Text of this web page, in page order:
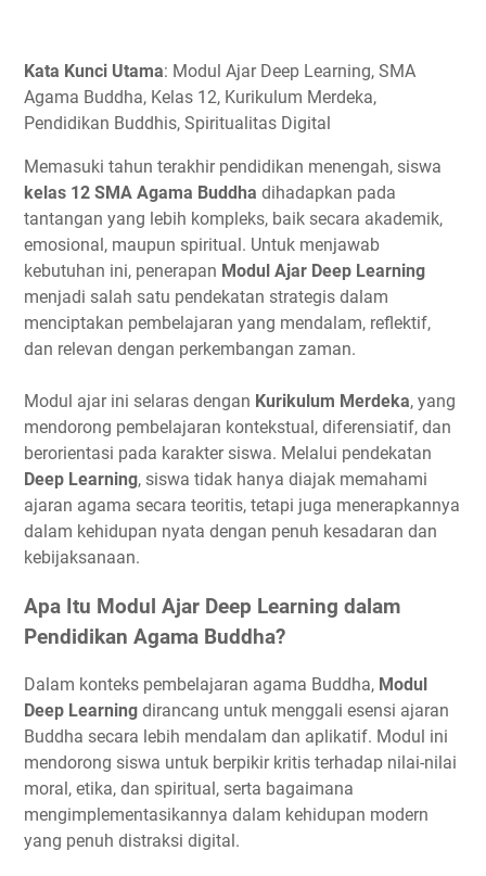
Kata Kunci Utama: Modul Ajar Deep Learning, SMA
Agama Buddha, Kelas 12, Kurikulum Merdeka,
Pendidikan Buddhis, Spiritualitas Digital
Memasuki tahun terakhir pendidikan menengah, siswa
kelas 12 SMA Agama Buddha dihadapkan pada
tantangan yang lebih kompleks, baik secara akademik,
emosional, maupun spiritual. Untuk menjawab
kebutuhan ini, penerapan Modul Ajar Deep Learning
menjadi salah satu pendekatan strategis dalam
menciptakan pembelajaran yang mendalam, reflektif,
dan relevan dengan perkembangan zaman.
Modul ajar ini selaras dengan Kurikulum Merdeka, yang
mendorong pembelajaran kontekstual, diferensiatif, dan
berorientasi pada karakter siswa. Melalui pendekatan
Deep Learning, siswa tidak hanya diajak memahami
ajaran agama secara teoritis, tetapi juga menerapkannya
dalam kehidupan nyata dengan penuh kesadaran dan
kebijaksanaan.
Apa Itu Modul Ajar Deep Learning dalam
Pendidikan Agama Buddha?
Dalam konteks pembelajaran agama Buddha, Modul
Deep Learning dirancang untuk menggali esensi ajaran
Buddha secara lebih mendalam dan aplikatif. Modul ini
mendorong siswa untuk berpikir kritis terhadap nilai-nilai
moral, etika, dan spiritual, serta bagaimana
mengimplementasikannya dalam kehidupan modern
yang penuh distraksi digital.